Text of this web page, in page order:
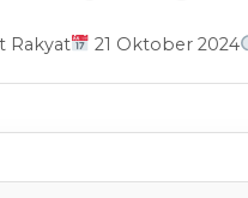
Rakyat 21 Oktober 2024